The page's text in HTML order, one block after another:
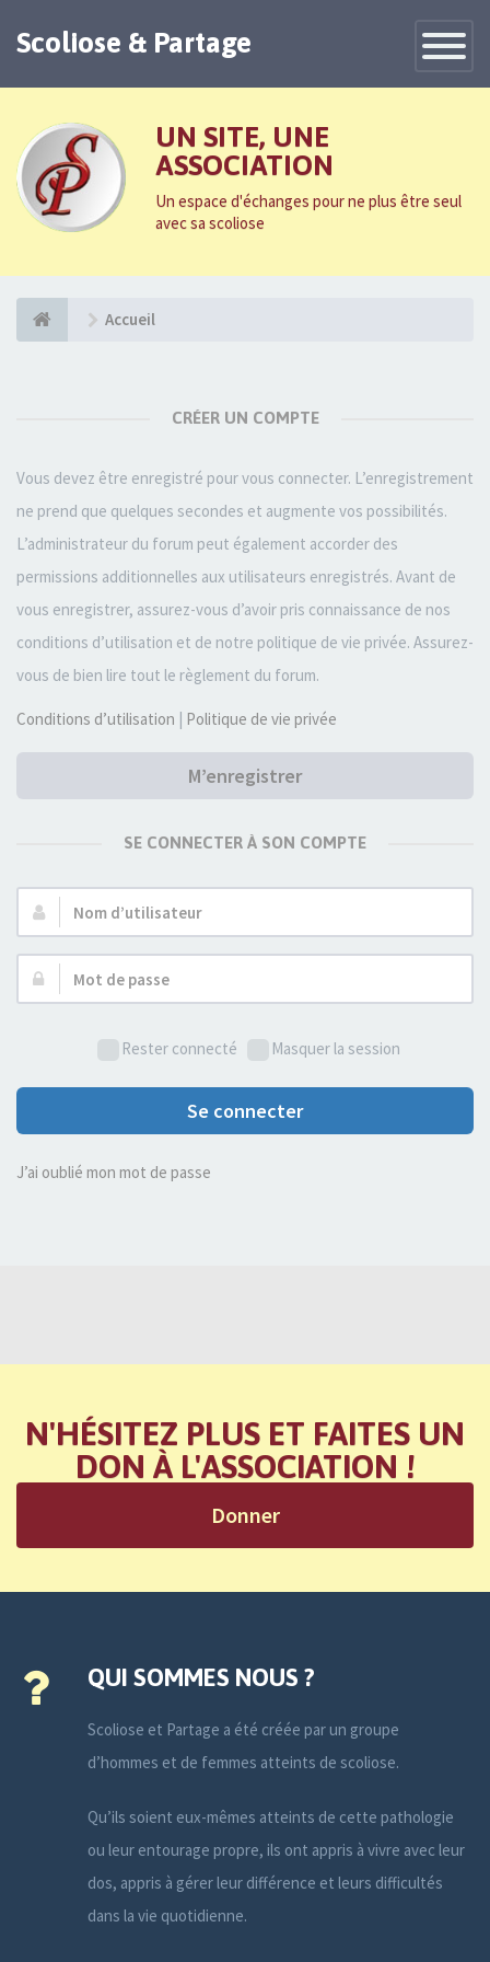
Toggle
Scoliose & Partage
UN SITE, UNE
ASSOCIATION
Un espace d'échanges pour ne plus être seul
avec sa scoliose
Accueil
CRÉER UN COMPTE
Vous devez être enregistré pour vous connecter. L’enregistrement
ne prend que quelques secondes et augmente vos possibilités.
L’administrateur du forum peut également accorder des
permissions additionnelles aux utilisateurs enregistrés. Avant de
vous enregistrer, assurez-vous d’avoir pris connaissance de nos
conditions d’utilisation et de notre politique de vie privée. Assurez-
vous de bien lire tout le règlement du forum.
Conditions d’utilisation | Politique de vie privée
M’enregistrer
SE CONNECTER À SON COMPTE
Nom
Mot
Rester connecté Masquer la session
Se connecter
J’ai oublié mon mot de passe
N'HÉSITEZ PLUS ET FAITES UN
DON À L'ASSOCIATION !
Donner
QUI SOMMES NOUS ?
Scoliose et Partage a été créée par un groupe
d’hommes et de femmes atteints de scoliose.
Qu’ils soient eux-mêmes atteints de cette pathologie
ou leur entourage propre, ils ont appris à vivre avec leur
dos, appris à gérer leur différence et leurs difficultés
dans la vie quotidienne.